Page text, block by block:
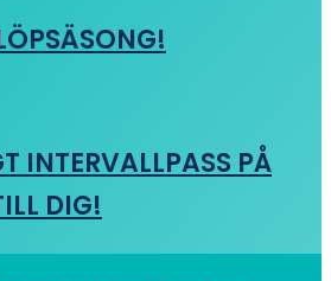
INTERVALLPASS PÅ
DIG!